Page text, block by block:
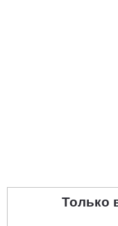
Только